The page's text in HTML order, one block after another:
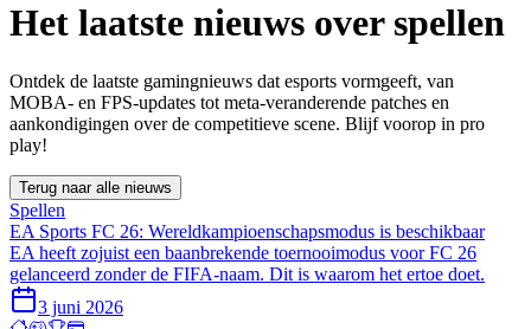
Het laatste nieuws over spellen
Ontdek de laatste gamingnieuws dat esports vormgeeft, van
MOBA- en FPS-updates tot meta-veranderende patches en
aankondigingen over de competitieve scene. Blijf voorop in pro
play!
Terug naar alle nieuws
Spellen
EA Sports FC 26: Wereldkampioenschapsmodus is beschikbaar
EA heeft zojuist een baanbrekende toernooimodus voor FC 26
gelanceerd zonder de FIFA-naam. Dit is waarom het ertoe doet.
3 juni 2026